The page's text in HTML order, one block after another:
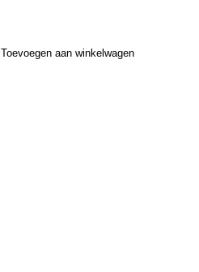
Toevoegen aan winkelwagen